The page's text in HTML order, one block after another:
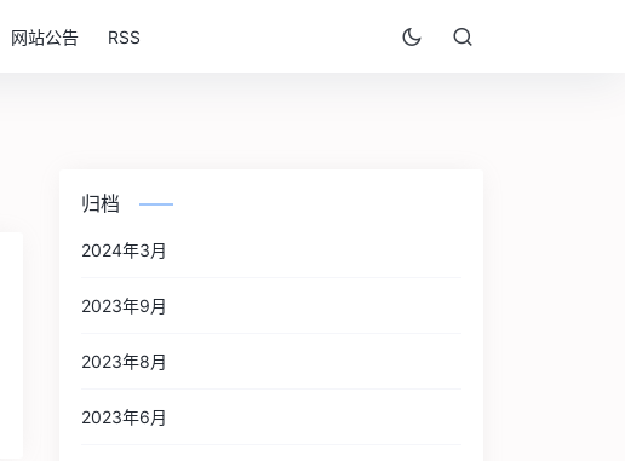
网站公告 RSS
归档
2024年3月
2023年9月
2023年8月
2023年6月